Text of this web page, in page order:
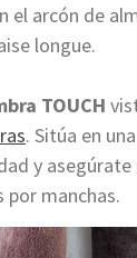
el arcón de
longue.
TOUCH
. Sitúa en
y
por manchas.